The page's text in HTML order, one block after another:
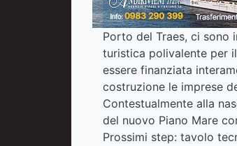
Porto del Traes, ci sono
turistica polivalente per
essere finanziata
costruzione le imprese
Contestualmente alla
del nuovo Piano Mare
Prossimi step: tavolo